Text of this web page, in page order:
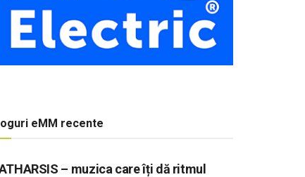
eMM recente
– muzica care îți dă ritmul